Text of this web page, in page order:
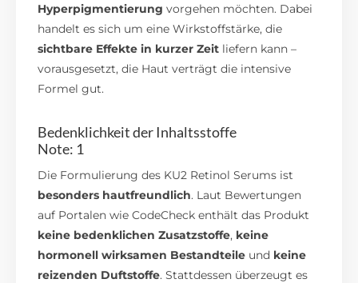
Hyperpigmentierung vorgehen möchten. Dabei
handelt es sich um eine Wirkstoffstärke, die
sichtbare Effekte in kurzer Zeit liefern kann –
vorausgesetzt, die Haut verträgt die intensive
Formel gut.
Bedenklichkeit der Inhaltsstoffe
Note: 1
Die Formulierung des KU2 Retinol Serums ist
besonders hautfreundlich. Laut Bewertungen
auf Portalen wie CodeCheck enthält das Produkt
keine bedenklichen Zusatzstoffe, keine
hormonell wirksamen Bestandteile und keine
reizenden Duftstoffe. Stattdessen überzeugt es